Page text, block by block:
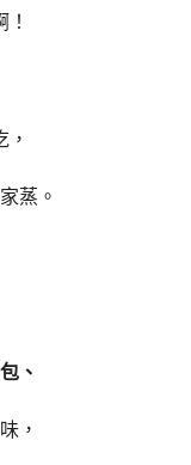
蒸。
、
，